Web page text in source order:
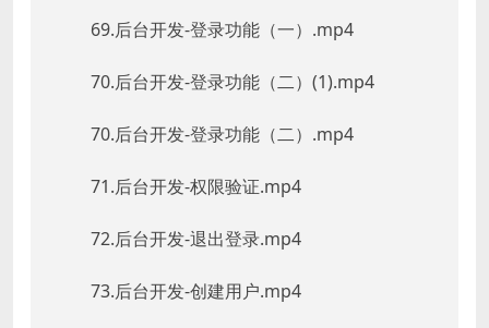
69.后台开发-登录功能（一）.mp4
70.后台开发-登录功能（二）(1).mp4
70.后台开发-登录功能（二）.mp4
71.后台开发-权限验证.mp4
72.后台开发-退出登录.mp4
73.后台开发-创建用户.mp4